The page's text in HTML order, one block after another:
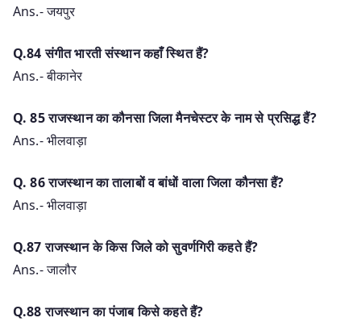
Ans.- जयपुर
Q.84 संगीत भारती संस्थान कहाँ स्थित हैं?
Ans.- बीकानेर
Q. 85 राजस्थान का कौनसा जिला मैनचेस्टर के नाम से प्रसिद्ध हैं?
Ans.- भीलवाड़ा
Q. 86 राजस्थान का तालाबों व बांधों वाला जिला कौनसा हैं?
Ans.- भीलवाड़ा
Q.87 राजस्थान के किस जिले को सुवर्णगिरी कहते हैं?
Ans.- जालौर
Q.88 राजस्थान का पंजाब किसे कहते हैं?